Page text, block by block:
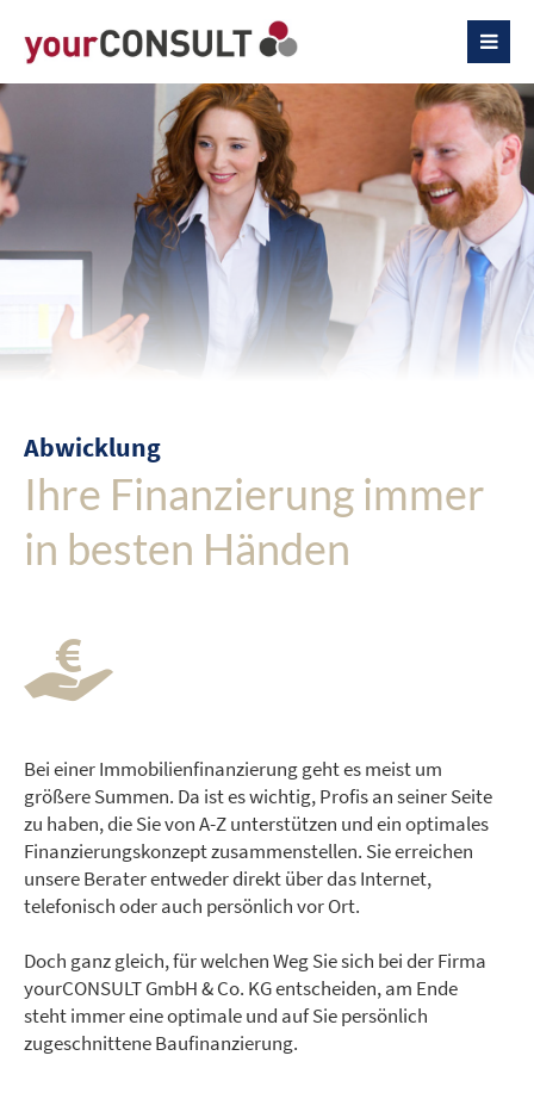
Abwicklung
Ihre Finanzierung immer
in besten Händen
Bei einer Immobilienfinanzierung geht es meist um
größere Summen. Da ist es wichtig, Profis an seiner Seite
zu haben, die Sie von A-Z unterstützen und ein optimales
Finanzierungskonzept zusammenstellen. Sie erreichen
unsere Berater entweder direkt über das Internet,
telefonisch oder auch persönlich vor Ort.
Doch ganz gleich, für welchen Weg Sie sich bei der Firma
yourCONSULT GmbH & Co. KG entscheiden, am Ende
steht immer eine optimale und auf Sie persönlich
zugeschnittene Baufinanzierung.